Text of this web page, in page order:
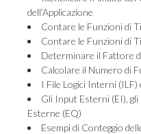
dell’Applicazione
Contare le Funzioni di
Contare le Funzioni di
Determinare il Fattore
Calcolare il Numero di
I File Logici Interni (ILF)
Gli Input Esterni (EI),
Esterne (EQ)
Esempi di Conteggio